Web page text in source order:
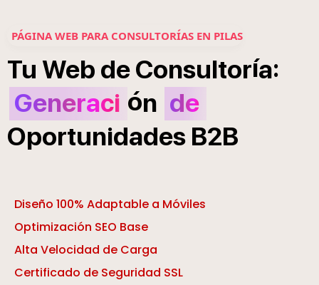
PÁGINA WEB PARA CONSULTORÍAS EN PILAS
Tu Web deConsultoría:
Generaci ón de
Oportunidades B2B
Diseño 100% Adaptable a Móviles
Optimización SEO Base
Alta Velocidad de Carga
Certificado de Seguridad SSL